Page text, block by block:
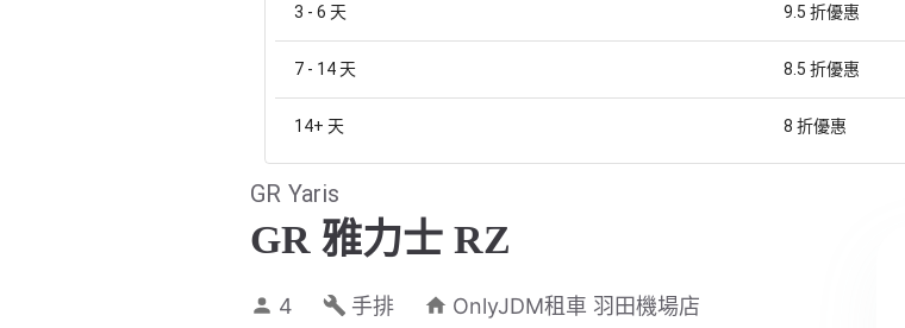
3 - 6 天 9.5 折優惠
7 - 14 天 8.5 折優惠
14+ 天 8 折優惠
GR Yaris
GR 雅力士 RZ
4 手排 OnlyJDM租車 羽田機場店